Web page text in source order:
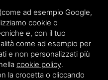
10 - 28100 NOVARA
0321 399869
ad esempio Google,
cookie o
e, con il tuo
come ad esempio per
e non personalizzati più
cookie policy.
la crocetta o cliccando